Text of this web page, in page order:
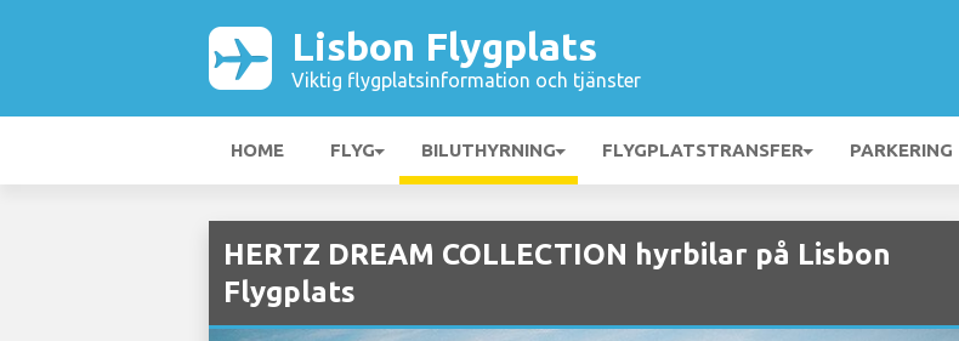
Lisbon Flygplats
Viktig flygplatsinformation och tjänster
HOME FLYG BILUTHYRNING FLYGPLATSTRANSFER PARKERING
HERTZ DREAM COLLECTION hyrbilar på Lisbon
Flygplats